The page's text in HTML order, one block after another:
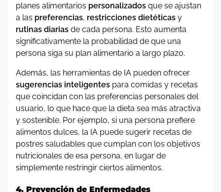
planes alimentarios personalizados que se ajustan
a las preferencias, restricciones dietéticas y
rutinas diarias de cada persona. Esto aumenta
significativamente la probabilidad de que una
persona siga su plan alimentario a largo plazo.
Además, las herramientas de IA pueden ofrecer
sugerencias inteligentes para comidas y recetas
que coincidan con las preferencias personales del
usuario, lo que hace que la dieta sea más atractiva
y sostenible. Por ejemplo, si una persona prefiere
alimentos dulces, la IA puede sugerir recetas de
postres saludables que cumplan con los objetivos
nutricionales de esa persona, en lugar de
simplemente restringir ciertos alimentos.
4. Prevención de Enfermedades